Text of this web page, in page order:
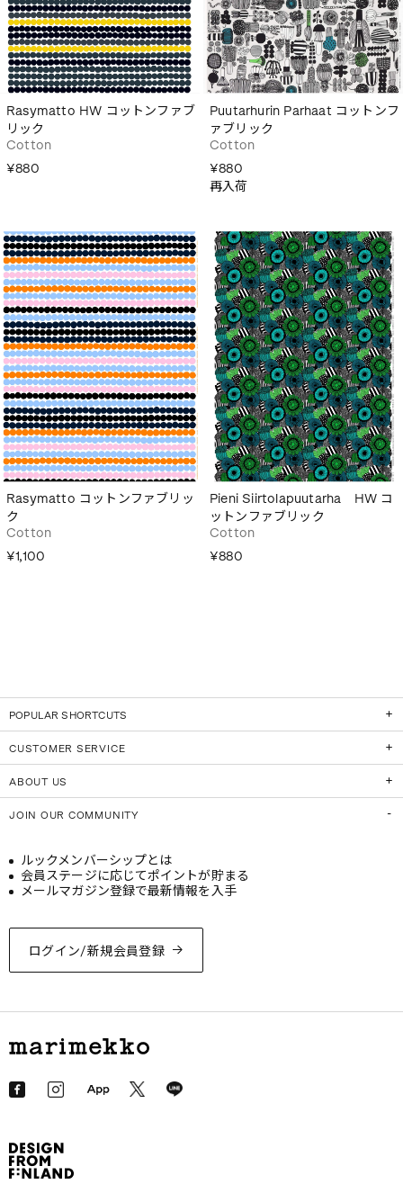
Rasymatto HW コットンファブ
リック
Cotton
¥880
Puutarhurin Parhaat コットンフ
ァブリック
Cotton
¥880
再入荷
Rasymatto コットンファブリッ
ク
Cotton
¥1,100
Pieni Siirtolapuutarha HW コ
ットンファブリック
Cotton
¥880
POPULAR SHORTCUTS
CUSTOMER SERVICE
ABOUT US
JOIN OUR COMMUNITY
ログイン/新規会員登録
ルックメンバーシップとは
会員ステージに応じてポイントが貯まる
メールマガジン登録で最新情報を入手